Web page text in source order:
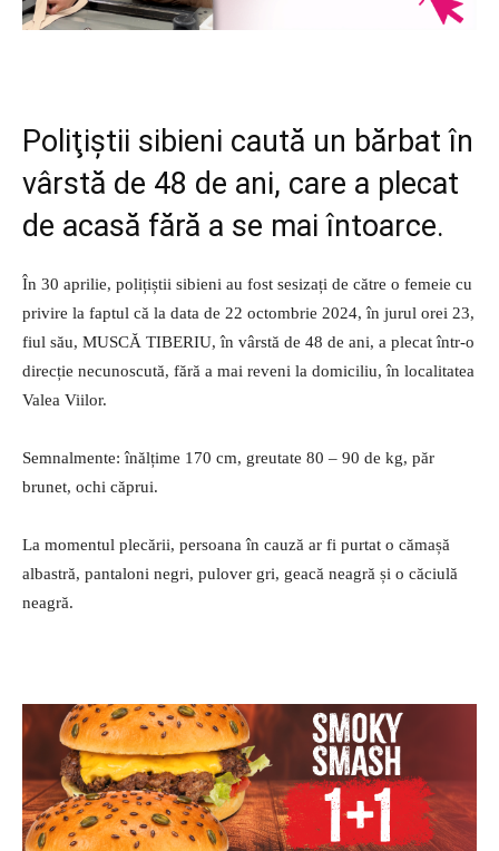
Poliţiştii sibieni caută un bărbat în
vârstă de 48 de ani, care a plecat
de acasă fără a se mai întoarce.
În 30 aprilie, polițiștii sibieni au fost sesizați de către o femeie cu
privire la faptul că la data de 22 octombrie 2024, în jurul orei 23,
fiul său, MUSCĂ TIBERIU, în vârstă de 48 de ani, a plecat într-o
direcție necunoscută, fără a mai reveni la domiciliu, în localitatea
Valea Viilor.
Semnalmente: înălțime 170 cm, greutate 80 – 90 de kg, păr
brunet, ochi căprui.
La momentul plecării, persoana în cauză ar fi purtat o cămașă
albastră, pantaloni negri, pulover gri, geacă neagră și o căciulă
neagră.